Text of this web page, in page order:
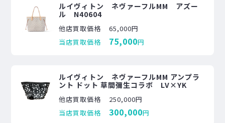
ルイヴィトン ネヴァーフルMM アズー
ル N40604
他店買取価格
65,000円
当店買取価格
75,000円
ルイヴィトン ネヴァーフルMM アンプラ
ント ドット 草間彌生コラボ LV×YK
他店買取価格
250,000円
当店買取価格
300,000円